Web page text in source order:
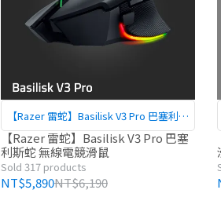
【Razer 雷蛇】Basilisk V3 Pro 巴塞利斯
蛇 無線電競滑鼠
【Razer 雷蛇】Basilisk V3 Pro 巴塞
利斯蛇 無線電競滑鼠
Sold 317 products
NT$5,890NT$6,190